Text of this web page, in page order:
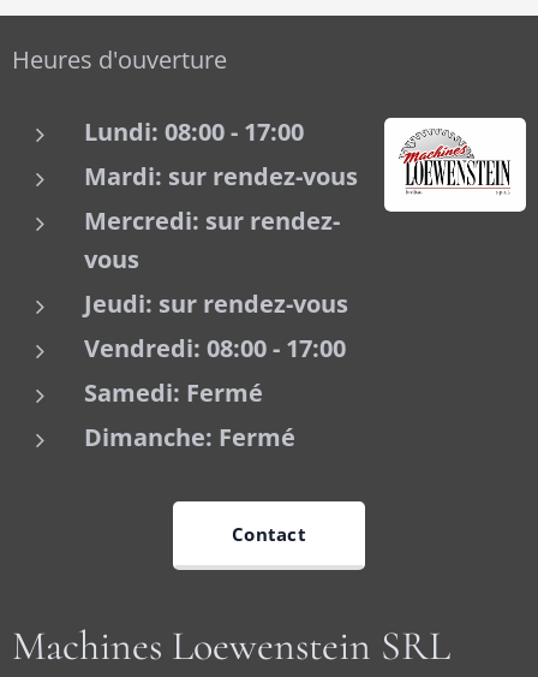
Heures d'ouverture
Lundi: 08:00 - 17:00
Mardi: sur rendez-vous
Mercredi: sur rendez-
vous
Jeudi: sur rendez-vous
Vendredi: 08:00 - 17:00
Samedi: Fermé
Dimanche: Fermé
Contact
Machines Loewenstein SRL